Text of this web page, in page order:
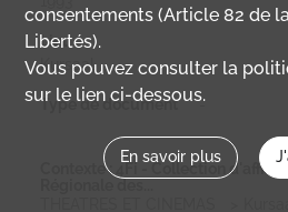
Lieu
Kursaal
Type de document -
Contexte : 4Fi - Collection
consentements (Article 82 de
Libertés).
Vous pouvez consulter la
sur le lien ci-dessous.
En savoir plus